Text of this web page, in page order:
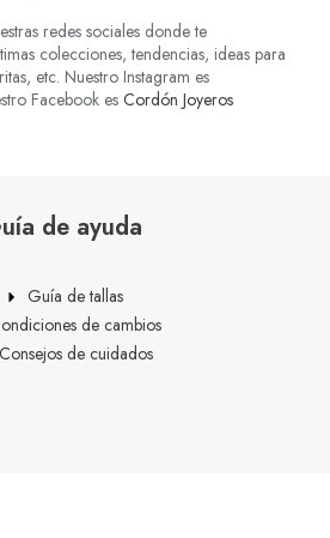
redes sociales donde te
colecciones, tendencias, ideas para
etc. Nuestro Instagram es
Facebook es Cordón Joyeros
de ayuda
Guía de tallas
de cambios
Consejos de cuidados